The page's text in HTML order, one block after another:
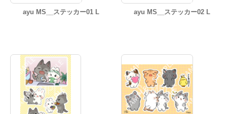
ayu MS__ステッカー01 L ayu MS__ステッカー02 L